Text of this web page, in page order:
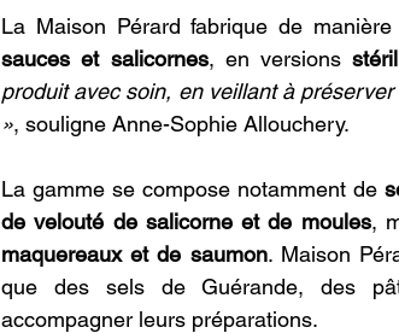
La Maison Pérard fabrique de
sauces et salicornes, en versions
produit avec soin, en veillant à
», souligne Anne-Sophie Allouchery.
La gamme se compose notamment de
de velouté de salicorne et de moules,
maquereaux et de saumon. Maison
que des sels de Guérande, des
accompagner leurs préparations.